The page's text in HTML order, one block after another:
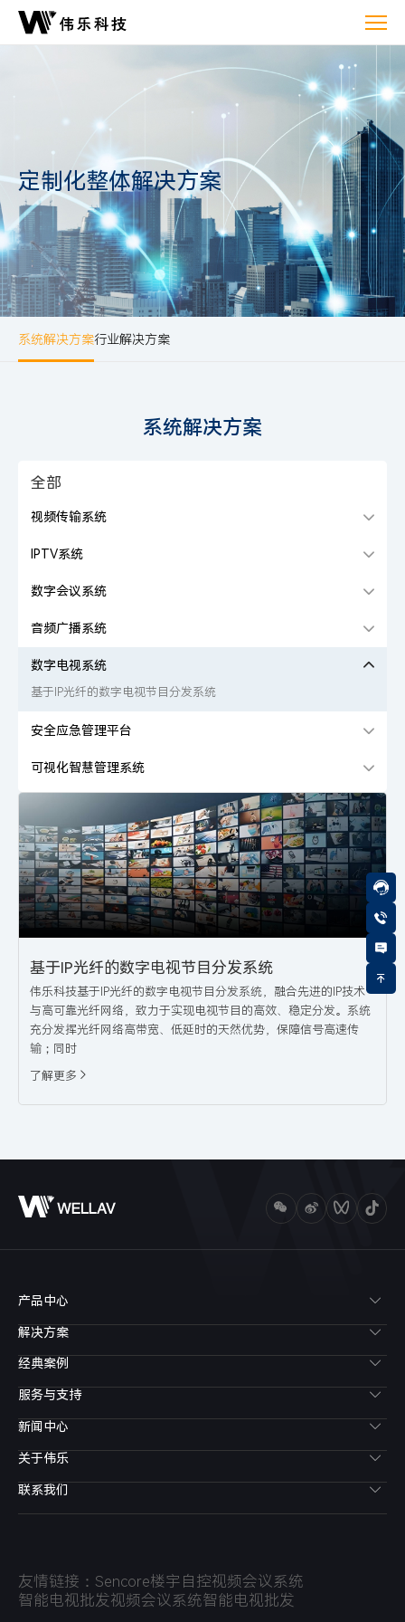
定制化整体解决方案
系统解决方案行业解决方案
系统解决方案
全部
视频传输系统
IPTV系统
数字会议系统
音频广播系统
数字电视系统
基于IP光纤的数字电视节目分发系统
安全应急管理平台
可视化智慧管理系统
基于IP光纤的数字电视节目分发系统
伟乐科技基于IP光纤的数字电视节目分发系统，融合先进的IP技术
与高可靠光纤网络，致力于实现电视节目的高效、稳定分发。系统
充分发挥光纤网络高带宽、低延时的天然优势，保障信号高速传
输；同时
了解更多
产品中心
解决方案
经典案例
服务与支持
新闻中心
关于伟乐
联系我们
友情链接： Sencore楼宇自控视频会议系统
智能电视批发视频会议系统智能电视批发